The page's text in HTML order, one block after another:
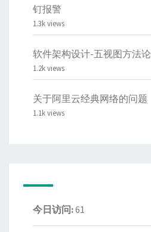
钉报警
1.3k views
软件架构设计-五视图方法论
1.2k views
关于阿里云经典网络的问题
1.1k views
今日访问:61